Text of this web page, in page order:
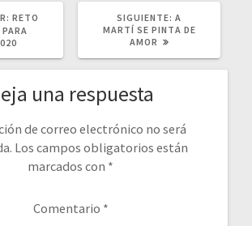
POST
ANTERIOR:
RETO
SIGUIENTE: SIGUIENTE
POST:
A
MARTÍ SE PINTA DE
AMOR
una respuesta
de correo electrónico no será
Los campos obligatorios están
marcados con *
Comentario *